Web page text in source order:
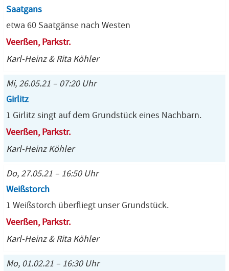
Saatgans
etwa 60 Saatgänse nach Westen
Veerßen, Parkstr.
Karl-Heinz & Rita Köhler
Mi, 26.05.21 – 07:20 Uhr
Girlitz
1 Girlitz singt auf dem Grundstück eines Nachbarn.
Veerßen, Parkstr.
Karl-Heinz Köhler
Do, 27.05.21 – 16:50 Uhr
Weißstorch
1 Weißstorch überfliegt unser Grundstück.
Veerßen, Parkstr.
Karl-Heinz & Rita Köhler
Mo, 01.02.21 – 16:30 Uhr